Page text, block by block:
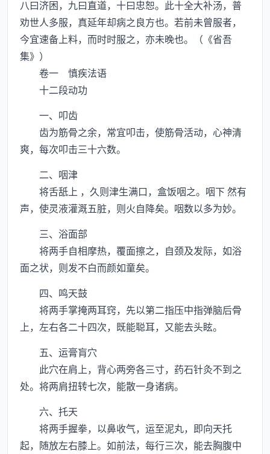
八曰济困，九曰直道，十曰忠恕。此十全大补汤，普
劝世人多服，真延年却病之良方也。若前未曾服者，
今宜速备上料，而时时服之，亦未晚也。（《省吾
集》）
卷一 慎疾法语
十二段动功
一、叩齿
齿为筋骨之余，常宜叩击，使筋骨活动，心神清
爽，每次叩击三十六数。
二、咽津
将舌舐上 ，久则津生满口，盒饭咽之。咽下 然有
声，使灵液灌溉五脏，则火自降矣。咽数以多为妙。
三、浴面部
将两手自相摩热，覆面擦之，自颈及发际，如浴
面之状，则发不白而颜如童矣。
四、鸣天鼓
将两手掌掩两耳窍，先以第二指压中指弹脑后骨
上，左右各二十四次，既能聪耳，又能去头眩。
五、运膏肓穴
此穴在肩上，背心两旁各三寸，药石针灸不到之
处。将两肩扭转七次，能散一身诸病。
六、托天
将两手握拳，以鼻收气，运至泥丸，即向天托
起，随放左右膝上。如前法，每行三次，能去胸腹中